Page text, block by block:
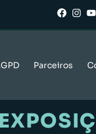
Parceiros